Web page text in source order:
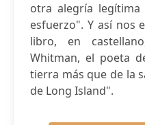
otra alegría
esfuerzo". Y así nos
libro, en
Whitman, el poeta
tierra más que de la
de Long Island".